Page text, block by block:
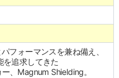
フォーマンスを兼ね備え、
を追求してきた
、Magnum Shielding。